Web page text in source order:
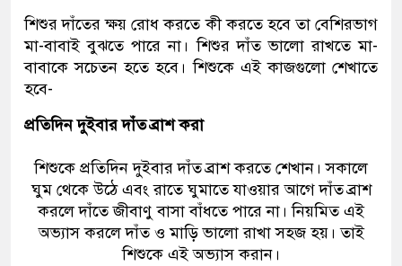
শিশুর দাঁতের ক্ষয় রোধ করতে কী করতে হবে তা বেশিরভাগ
মা-বাবাই বুঝতে পারে না। শিশুর দাঁত ভালো রাখতে মা-
বাবাকে সচেতন হতে হবে। শিশুকে এই কাজগুলো শেখাতে
হবে-
প্রতিদিন দুইবার দাঁত ব্রাশ করা
শিশুকে প্রতিদিন দুইবার দাঁত ব্রাশ করতে শেখান। সকালে
ঘুম থেকে উঠে এবং রাতে ঘুমাতে যাওয়ার আগে দাঁত ব্রাশ
করলে দাঁতে জীবাণু বাসা বাঁধতে পারে না। নিয়মিত এই
অভ্যাস করলে দাঁত ও মাড়ি ভালো রাখা সহজ হয়। তাই
শিশুকে এই অভ্যাস করান।